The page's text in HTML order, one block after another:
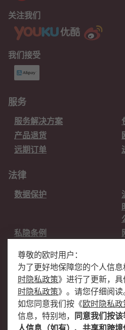
关注我们
我们接受
服务
服务解决方案
产品退货
远期订单
法律
数据保护
私隐条例
关于欧时
欧时销售条款
企业集团
关于我们
尊敬的欧时用户：
为了更好地保障您的个人信
时隐私政策》 进行了更新，
时隐私政策》 。请您仔细阅读
如您同意我们按 《欧时隐私政
信息，特别地，
同意我们按